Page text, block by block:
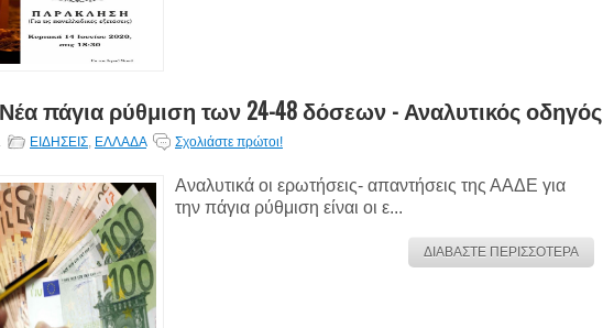
πάγια ρύθμιση των 24-48 δόσεων - Αναλυτικός οδηγός
ΕΙΔΗΣΕΙΣ, ΕΛΛΑΔΑ Σχολιάστε πρώτοι!
Αναλυτικά οι ερωτήσεις- απαντήσεις της ΑΑΔΕ για
την πάγια ρύθμιση είναι οι ε...
ΔΙΑΒΑΣΤΕ ΠΕΡΙΣΣΟΤΕΡΑ